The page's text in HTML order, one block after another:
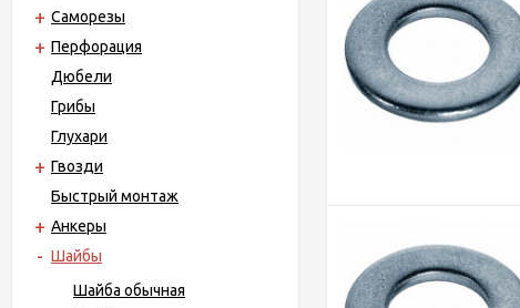
Саморезы
Перфорация
Дюбели
Грибы
Глухари
Гвозди
Быстрый монтаж
Анкеры
Шайбы
Шайба обычная